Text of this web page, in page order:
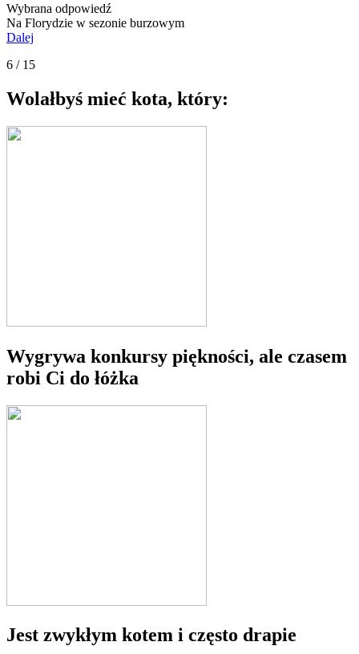
Wybrana odpowiedź
Na Florydzie w sezonie burzowym
Dalej
6 / 15
Wolałbyś mieć kota, który:
Wygrywa konkursy piękności, ale czasem
robi Ci do łóżka
Jest zwykłym kotem i często drapie